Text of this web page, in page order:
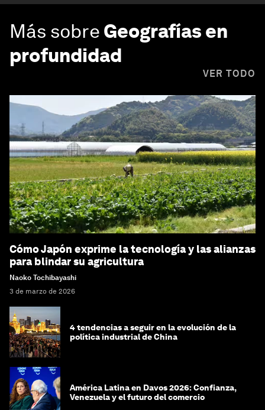
Más sobre Geografías en
profundidad
VER TODO
Cómo Japón exprime la tecnología y las alianzas
para blindar su agricultura
Naoko Tochibayashi
3 de marzo de 2026
4 tendencias a seguir en la evolución de la
política industrial de China
América Latina en Davos 2026: Confianza,
Venezuela y el futuro del comercio